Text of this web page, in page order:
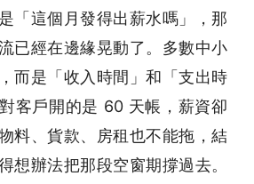
「這個月發得出薪水嗎」，那
已經在邊緣晃動了。多數中小
而是「收入時間」和「支出時
客戶開的是 60 天帳，薪資卻
料、貨款、房租也不能拖，結
想辦法把那段空窗期撐過去。